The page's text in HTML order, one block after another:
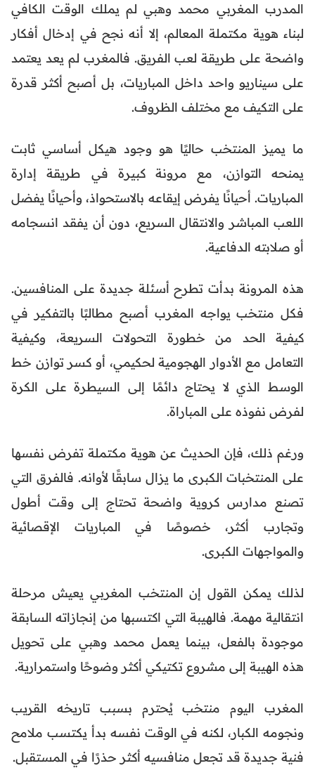
المدرب المغربي محمد وهبي لم يملك الوقت الكافي
لبناء هوية مكتملة المعالم، إلا أنه نجح في إدخال أفكار
واضحة على طريقة لعب الفريق. فالمغرب لم يعد يعتمد
على سيناريو واحد داخل المباريات، بل أصبح أكثر قدرة
على التكيف مع مختلف الظروف.
ما يميز المنتخب حاليًا هو وجود هيكل أساسي ثابت
يمنحه التوازن، مع مرونة كبيرة في طريقة إدارة
المباريات. أحيانًا يفرض إيقاعه بالاستحواذ، وأحيانًا يفضل
اللعب المباشر والانتقال السريع، دون أن يفقد انسجامه
أو صلابته الدفاعية.
هذه المرونة بدأت تطرح أسئلة جديدة على المنافسين.
فكل منتخب يواجه المغرب أصبح مطالبًا بالتفكير في
كيفية الحد من خطورة التحولات السريعة، وكيفية
التعامل مع الأدوار الهجومية لحكيمي، أو كسر توازن خط
الوسط الذي لا يحتاج دائمًا إلى السيطرة على الكرة
لفرض نفوذه على المباراة.
ورغم ذلك، فإن الحديث عن هوية مكتملة تفرض نفسها
على المنتخبات الكبرى ما يزال سابقًا لأوانه. فالفرق التي
تصنع مدارس كروية واضحة تحتاج إلى وقت أطول
وتجارب أكثر، خصوصًا في المباريات الإقصائية
والمواجهات الكبرى.
لذلك يمكن القول إن المنتخب المغربي يعيش مرحلة
انتقالية مهمة. فالهيبة التي اكتسبها من إنجازاته السابقة
موجودة بالفعل، بينما يعمل محمد وهبي على تحويل
هذه الهيبة إلى مشروع تكتيكي أكثر وضوحًا واستمرارية.
المغرب اليوم منتخب يُحترم بسبب تاريخه القريب
ونجومه الكبار، لكنه في الوقت نفسه بدأ يكتسب ملامح
فنية جديدة قد تجعل منافسيه أكثر حذرًا في المستقبل.